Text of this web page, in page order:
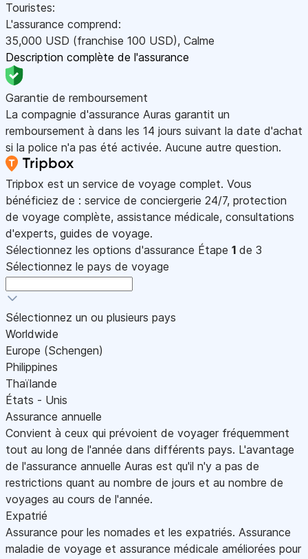
Touristes:
L'assurance comprend:
35,000 USD (franchise 100 USD), Calme
Description complète de l'assurance
Garantie de remboursement
La compagnie d'assurance Auras garantit un
remboursement à dans les 14 jours suivant la date d'achat
si la police n'a pas été activée. Aucune autre question.
Tripbox est un service de voyage complet. Vous
bénéficiez de : service de conciergerie 24/7, protection
de voyage complète, assistance médicale, consultations
d'experts, guides de voyage.
Sélectionnez les options d'assurance Étape 1 de 3
Sélectionnez le pays de voyage
Sélectionnez un ou plusieurs pays
Worldwide
Europe (Schengen)
Philippines
Thaïlande
États - Unis
Assurance annuelle
Convient à ceux qui prévoient de voyager fréquemment
tout au long de l'année dans différents pays. L'avantage
de l'assurance annuelle Auras est qu'il n'y a pas de
restrictions quant au nombre de jours et au nombre de
voyages au cours de l'année.
Expatrié
Assurance pour les nomades et les expatriés. Assurance
maladie de voyage et assurance médicale améliorées pour